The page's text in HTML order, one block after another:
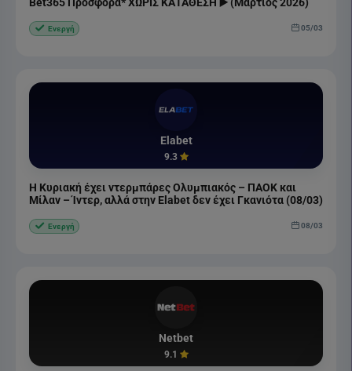
Ενεργή 05/03
Elabet
9.3
Η Κυριακή έχει ντερμπάρες Ολυμπιακός – ΠΑΟΚ και
Μίλαν – Ίντερ, αλλά στην Elabet δεν έχει Γκανιότα (08/03)
Ενεργή 08/03
Netbet
9.1